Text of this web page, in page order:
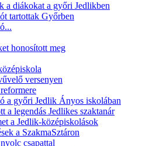
a diákokat a győri Jedlikben
tartottak Győrben
honosított meg
versenyen
a győri Jedlik Ányos iskolában
a legendás Jedlikes szaktanár
a Jedlik-középiskolások
a SzakmaSztáron
csapattal